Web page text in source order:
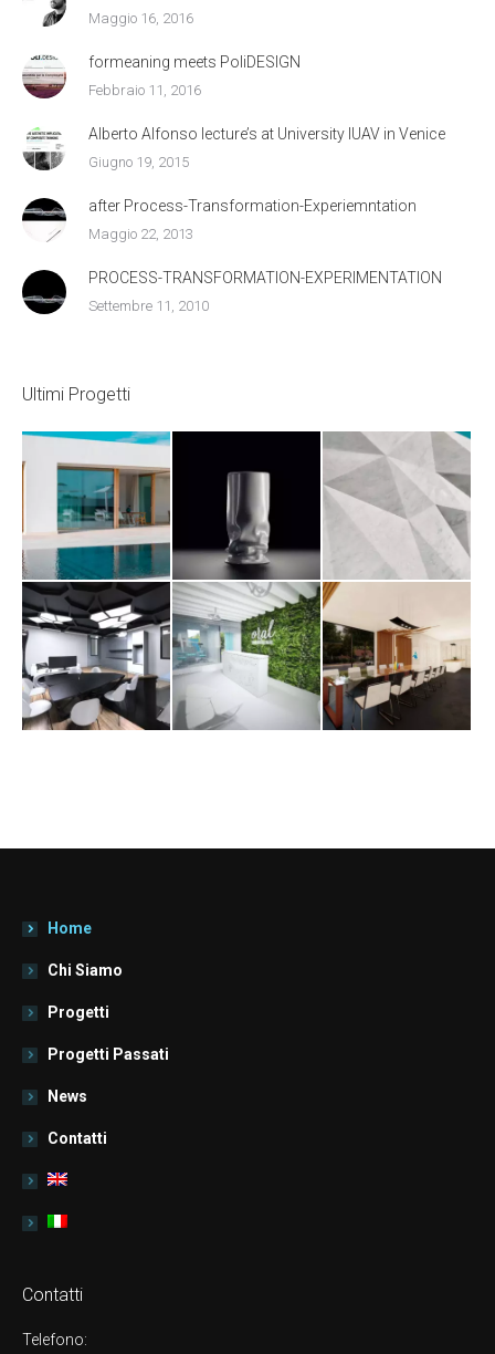
Maggio 16, 2016
formeaning meets PoliDESIGN
Febbraio 11, 2016
Alberto Alfonso lecture’s at University IUAV in Venice
Giugno 19, 2015
after Process-Transformation-Experiemntation
Maggio 22, 2013
PROCESS-TRANSFORMATION-EXPERIMENTATION
Settembre 11, 2010
Ultimi Progetti
Home
Chi Siamo
Progetti
Progetti Passati
News
Contatti
Contatti
Telefono: